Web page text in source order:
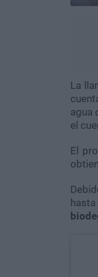
La
agua
el
El